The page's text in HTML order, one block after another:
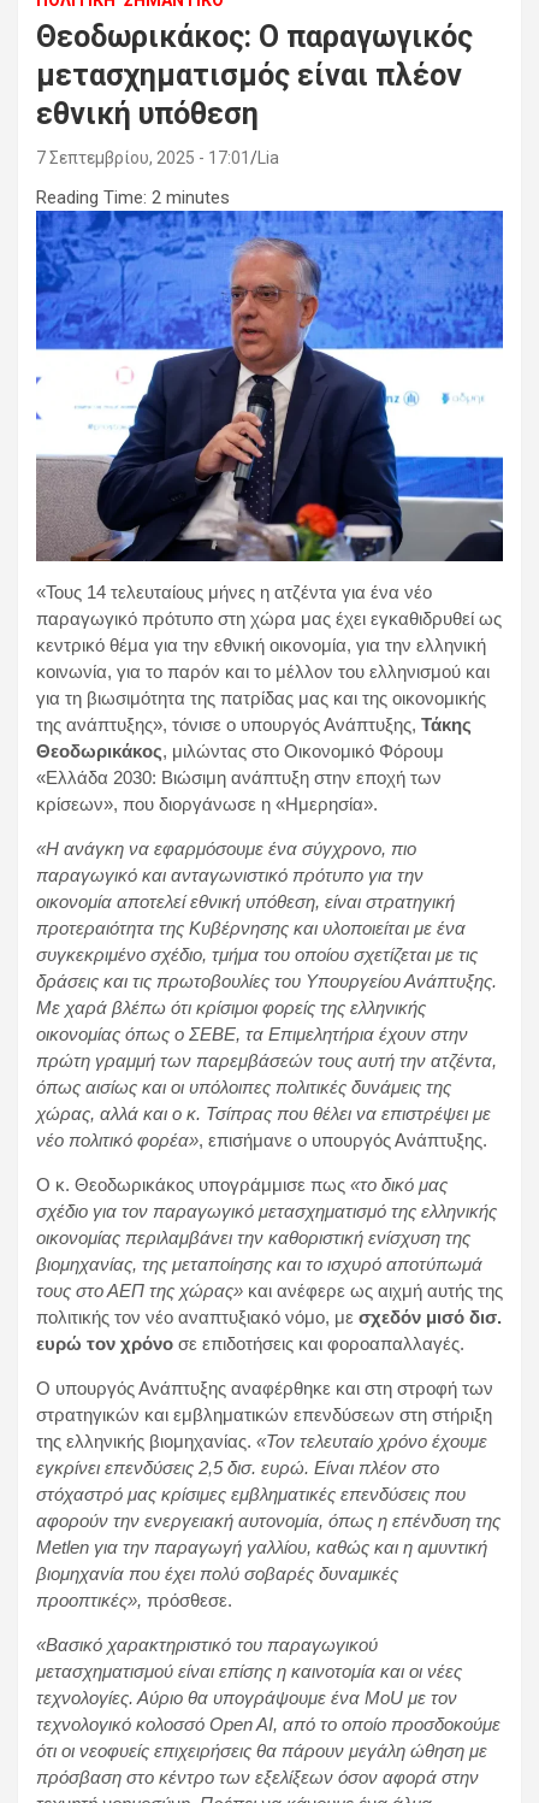
Θεοδωρικάκος: Ο παραγωγικός
μετασχηματισμός είναι πλέον
εθνική υπόθεση
7 Σεπτεμβρίου, 2025 - 17:01 Lia
Reading Time: 2 minutes
«Τους 14 τελευταίους μήνες η ατζέντα για ένα νέο
παραγωγικό πρότυπο στη χώρα μας έχει εγκαθιδρυθεί ως
κεντρικό θέμα για την εθνική οικονομία, για την ελληνική
κοινωνία, για το παρόν και το μέλλον του ελληνισμού και
για τη βιωσιμότητα της πατρίδας μας και της οικονομικής
της ανάπτυξης», τόνισε ο υπουργός Ανάπτυξης, Τάκης
Θεοδωρικάκος, μιλώντας στο Οικονομικό Φόρουμ
«Ελλάδα 2030: Βιώσιμη ανάπτυξη στην εποχή των
κρίσεων», που διοργάνωσε η «Ημερησία».
«Η ανάγκη να εφαρμόσουμε ένα σύγχρονο, πιο
παραγωγικό και ανταγωνιστικό πρότυπο για την
οικονομία αποτελεί εθνική υπόθεση, είναι στρατηγική
προτεραιότητα της Κυβέρνησης και υλοποιείται με ένα
συγκεκριμένο σχέδιο, τμήμα του οποίου σχετίζεται με τις
δράσεις και τις πρωτοβουλίες του Υπουργείου Ανάπτυξης.
Με χαρά βλέπω ότι κρίσιμοι φορείς της ελληνικής
οικονομίας όπως ο ΣΕΒΕ, τα Επιμελητήρια έχουν στην
πρώτη γραμμή των παρεμβάσεών τους αυτή την ατζέντα,
όπως αισίως και οι υπόλοιπες πολιτικές δυνάμεις της
χώρας, αλλά και ο κ. Τσίπρας που θέλει να επιστρέψει με
νέο πολιτικό φορέα», επισήμανε ο υπουργός Ανάπτυξης.
Ο κ. Θεοδωρικάκος υπογράμμισε πως «το δικό μας
σχέδιο για τον παραγωγικό μετασχηματισμό της ελληνικής
οικονομίας περιλαμβάνει την καθοριστική ενίσχυση της
βιομηχανίας, της μεταποίησης και το ισχυρό αποτύπωμά
τους στο ΑΕΠ της χώρας» και ανέφερε ως αιχμή αυτής της
πολιτικής τον νέο αναπτυξιακό νόμο, με σχεδόν μισό δισ.
ευρώ τον χρόνο σε επιδοτήσεις και φοροαπαλλαγές.
Ο υπουργός Ανάπτυξης αναφέρθηκε και στη στροφή των
στρατηγικών και εμβληματικών επενδύσεων στη στήριξη
της ελληνικής βιομηχανίας. «Τον τελευταίο χρόνο έχουμε
εγκρίνει επενδύσεις 2,5 δισ. ευρώ. Είναι πλέον στο
στόχαστρό μας κρίσιμες εμβληματικές επενδύσεις που
αφορούν την ενεργειακή αυτονομία, όπως η επένδυση της
Metlen για την παραγωγή γαλλίου, καθώς και η αμυντική
βιομηχανία που έχει πολύ σοβαρές δυναμικές
προοπτικές», πρόσθεσε.
«Βασικό χαρακτηριστικό του παραγωγικού
μετασχηματισμού είναι επίσης η καινοτομία και οι νέες
τεχνολογίες. Αύριο θα υπογράψουμε ένα ΜοU με τον
τεχνολογικό κολοσσό Open AI, από το οποίο προσδοκούμε
ότι οι νεοφυείς επιχειρήσεις θα πάρουν μεγάλη ώθηση με
πρόσβαση στο κέντρο των εξελίξεων όσον αφορά στην